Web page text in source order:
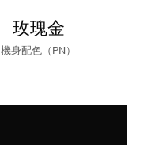
玫瑰金
機身配色（PN）